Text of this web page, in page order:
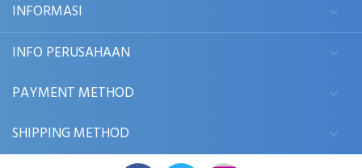
INFORMASI
INFO PERUSAHAAN
PAYMENT METHOD
SHIPPING METHOD